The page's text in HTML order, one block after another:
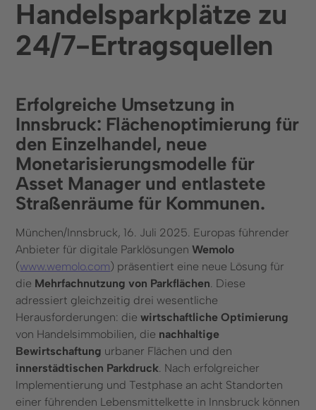
Handelsparkplätze zu
24/7-Ertragsquellen
Erfolgreiche Umsetzung in
Innsbruck: Flächenoptimierung für
den Einzelhandel, neue
Monetarisierungsmodelle für
Asset Manager und entlastete
Straßenräume für Kommunen.
München/Innsbruck, 16. Juli 2025. Europas führender
Anbieter für digitale ParklösungenWemolo
(www.wemolo.com) präsentiert eine neue Lösung für
die Mehrfachnutzung von Parkflächen. Diese
adressiert gleichzeitig drei wesentliche
Herausforderungen: diewirtschaftliche Optimierung
von Handelsimmobilien, die nachhaltige
Bewirtschaftung urbaner Flächen und den
innerstädtischen Parkdruck. Nach erfolgreicher
Implementierung und Testphase an acht Standorten
einer führenden Lebensmittelkette in Innsbruck können
Über uns
Karriere
Kundengeschichten
Social Media
LinkedIn
Instagram
Kontakt
Kontaktformular
+49 (0) 89 6931 464 91
Ressourcen
Blog
FAQ
Kennzeichenerkennung